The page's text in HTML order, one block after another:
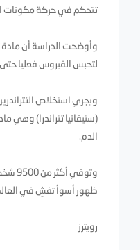
تتحكم في حركة مكونات
وأوضحت الدراسة أن مادة
لتحبس الفيروس فعليا
ويجري استخلاص
(ستيفانيا تتراندرا)
الدم.
ظهور أسوأ تفشٍ في العالم
رويترز